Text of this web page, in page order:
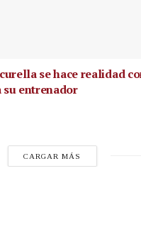
se hace realidad
su entrenador
CARGAR MÁS